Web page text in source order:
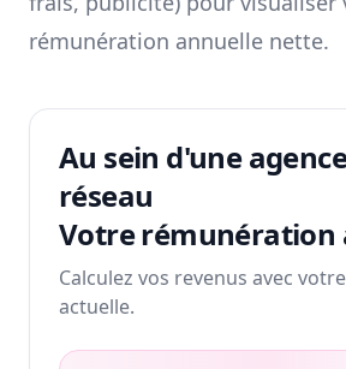
rémunération annuelle nette.
Au sein d'une
réseau
Votre rémunération
Calculez vos revenus avec
actuelle.